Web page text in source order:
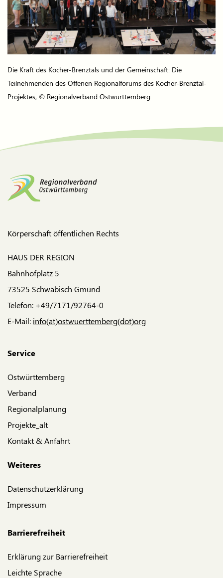
Die Kraft des Kocher-Brenztals und der Gemeinschaft: Die
Teilnehmenden des Offenen Regionalforums des Kocher-Brenztal-
Projektes, © Regionalverband Ostwürttemberg
Körperschaft öffentlichen Rechts
HAUS DER REGION
Bahnhofplatz 5
73525 Schwäbisch Gmünd
Telefon: +49/7171/92764-0
E-Mail: info(at)ostwuerttemberg(dot)org
Service
Ostwürttemberg
Verband
Regionalplanung
Projekte_alt
Kontakt & Anfahrt
Weiteres
Datenschutzerklärung
Impressum
Barrierefreiheit
Erklärung zur Barrierefreiheit
Leichte Sprache